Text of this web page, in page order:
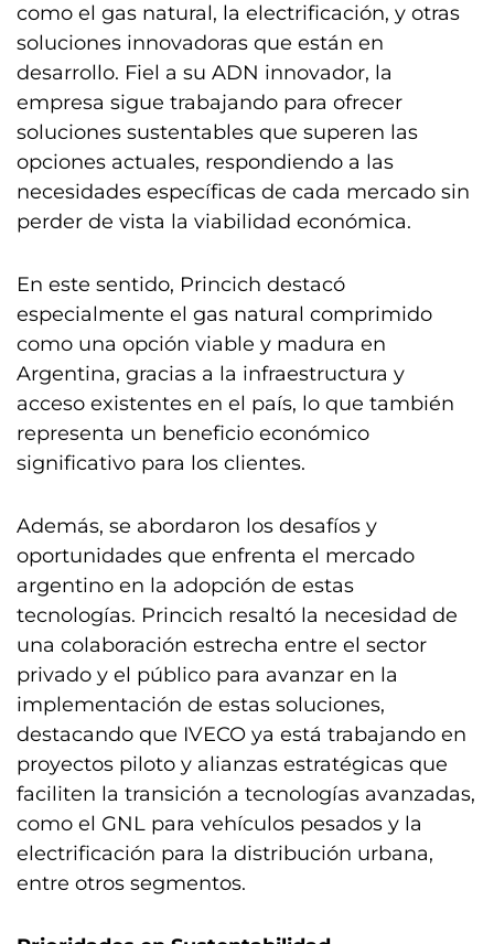
como el gas natural, la electrificación, y otras
soluciones innovadoras que están en
desarrollo. Fiel a su ADN innovador, la
empresa sigue trabajando para ofrecer
soluciones sustentables que superen las
opciones actuales, respondiendo a las
necesidades específicas de cada mercado sin
perder de vista la viabilidad económica.
En este sentido, Princich destacó
especialmente el gas natural comprimido
como una opción viable y madura en
Argentina, gracias a la infraestructura y
acceso existentes en el país, lo que también
representa un beneficio económico
significativo para los clientes.
Además, se abordaron los desafíos y
oportunidades que enfrenta el mercado
argentino en la adopción de estas
tecnologías. Princich resaltó la necesidad de
una colaboración estrecha entre el sector
privado y el público para avanzar en la
implementación de estas soluciones,
destacando que IVECO ya está trabajando en
proyectos piloto y alianzas estratégicas que
faciliten la transición a tecnologías avanzadas,
como el GNL para vehículos pesados y la
electrificación para la distribución urbana,
entre otros segmentos.